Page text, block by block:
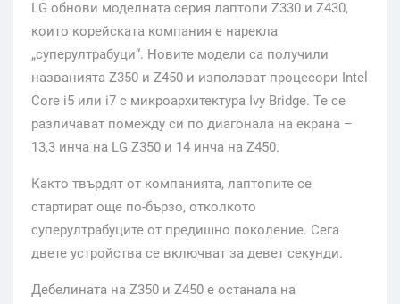
LG обнови моделната серия лаптопи Z330 и Z430,
които корейската компания е нарекла
„суперултрабуци“. Новите модели са получили
названията Z350 и Z450 и използват процесори Intel
Core i5 или i7 с микроархитектура Ivy Bridge. Те се
различават помежду си по диагонала на екрана –
13,3 инча на LG Z350 и 14 инча на Z450.
Както твърдят от компанията, лаптопите се
стартират още по-бързо, отколкото
суперултрабуците от предишно поколение. Сега
двете устройства се включват за девет секунди.
Дебелината на Z350 и Z450 е останала на